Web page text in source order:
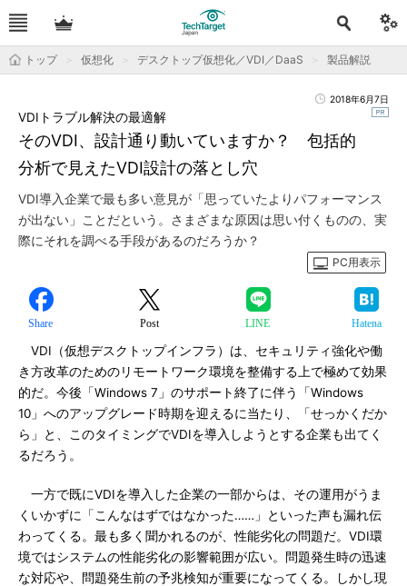
トップ 仮想化 デスクトップ仮想化／VDI／DaaS 製品解説
2018年6月7日
そのVDI、設計通り動いていますか？ 包括的
分析で見えたVDI設計の落とし穴
VDIトラブル解決の最適解
VDI導入企業で最も多い意見が「思っていたよりパフォーマンス
が出ない」ことだという。さまざまな原因は思い付くものの、実
際にそれを調べる手段があるのだろうか？
PC用表示
Share Post LINE Hatena
VDI（仮想デスクトップインフラ）は、セキュリティ強化や働
き方改革のためのリモートワーク環境を整備する上で極めて効果
的だ。今後「Windows 7」のサポート終了に伴う「Windows
10」へのアップグレード時期を迎えるに当たり、「せっかくだか
ら」と、このタイミングでVDIを導入しようとする企業も出てく
るだろう。
一方で既にVDIを導入した企業の一部からは、その運用がうま
くいかずに「こんなはずではなかった……」といった声も漏れ伝
わってくる。最も多く聞かれるのが、性能劣化の問題だ。VDI環
境ではシステムの性能劣化の影響範囲が広い。問題発生時の迅速
な対応や、問題発生前の予兆検知が重要になってくる。しかし現